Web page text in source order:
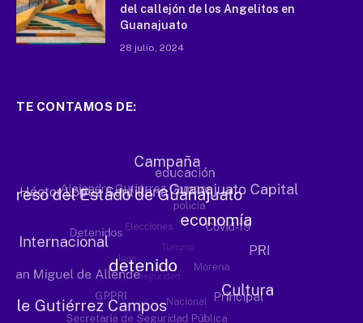
del callejón de los Angelitos en
Guanajuato
28 julio, 2024
TE CONTAMOS DE: